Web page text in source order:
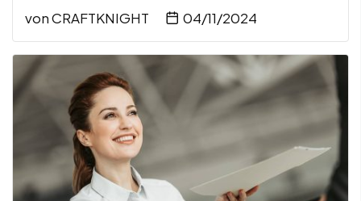
vonCRAFTKNIGHT 04/11/2024